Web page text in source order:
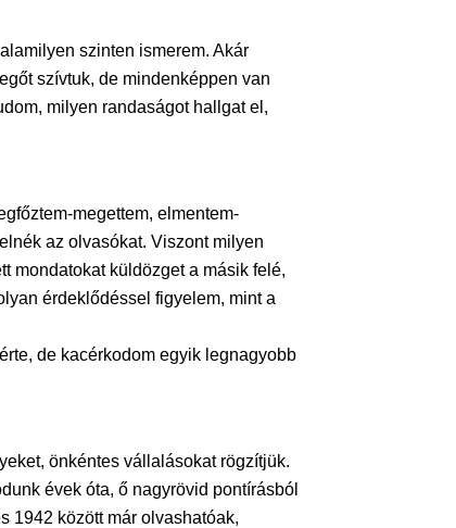
szinten ismerem. Akár
szívtuk, de mindenképpen van
milyen randaságot hallgat el,
megettem, elmentem-
az olvasókat. Viszont milyen
mondatokat küldözget a másik felé,
érdeklődéssel figyelem, mint a
de kacérkodom egyik legnagyobb
önkéntes vállalásokat rögzítjük.
évek óta, ő nagyrövid pontírásból
1942 között már olvashatóak,